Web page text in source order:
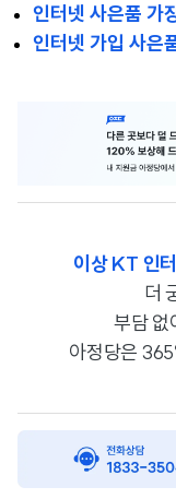
인터넷 사은품 가
인터넷 가입 사은
이상 KT 인
더
부담 없
아정당은